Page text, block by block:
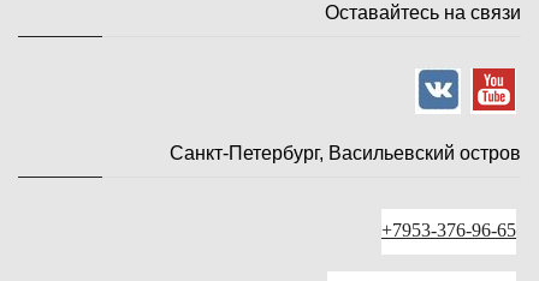
Оставайтесь на связи
Санкт-Петербург, Васильевский остров
+7953-376-96-65